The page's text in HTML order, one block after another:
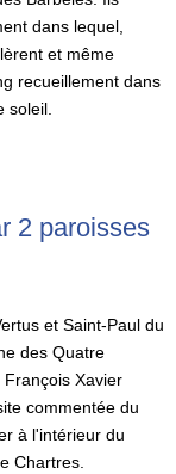
dans lequel,
et même
recueillement dans
timide soleil.
2 paroisses
et Saint-Paul du
des Quatre
Xavier
commentée du
à l'intérieur du
Chartres.